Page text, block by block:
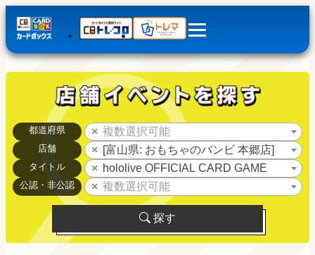
都道府県 複数選択可能
店舗 [富山県: おもちゃのバンビ 本郷店]
タイトル hololive OFFICIAL CARD GAME
公認・非公認 複数選択可能
探す